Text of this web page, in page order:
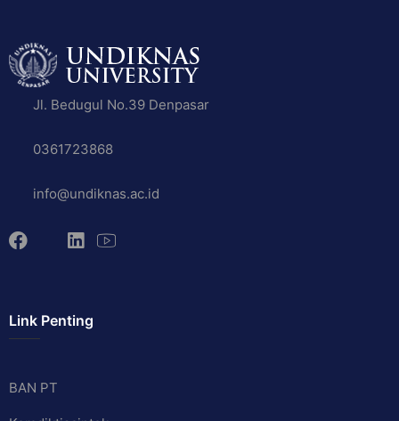
Jl. Bedugul No.39 Denpasar
0361723868
info@undiknas.ac.id
Link Penting
BAN PT